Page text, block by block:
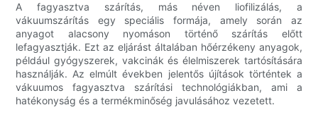
A fagyasztva szárítás, más néven liofilizálás, a
vákuumszárítás egy speciális formája, amely során az
anyagot alacsony nyomáson történő szárítás előtt
lefagyasztják. Ezt az eljárást általában hőérzékeny anyagok,
például gyógyszerek, vakcinák és élelmiszerek tartósítására
használják. Az elmúlt években jelentős újítások történtek a
vákuumos fagyasztva szárítási technológiákban, ami a
hatékonyság és a termékminőség javulásához vezetett.